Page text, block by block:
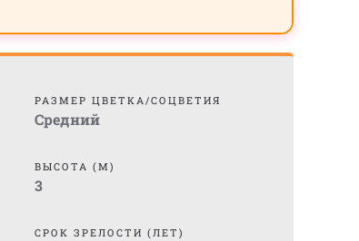
РАЗМЕР ЦВЕТКА/СОЦВЕТИЯ
Средний
ВЫСОТА (М)
3
СРОК ЗРЕЛОСТИ (ЛЕТ)